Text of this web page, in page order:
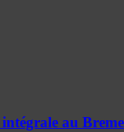
intégrale au